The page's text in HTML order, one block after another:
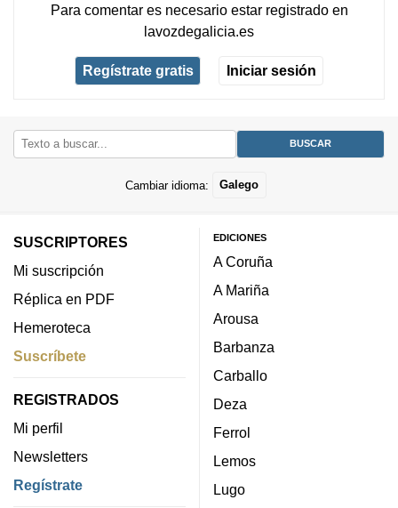
Para comentar es necesario estar registradoen
lavozdegalicia.es
Regístrate gratis Iniciar sesión
Cambiar idioma: Galego
SUSCRIPTORES
Mi suscripción
Réplica en PDF
Hemeroteca
Suscríbete
REGISTRADOS
Mi perfil
Newsletters
Regístrate
EDICIONES
A Coruña
A Mariña
Arousa
Barbanza
Carballo
Deza
Ferrol
Lemos
Lugo